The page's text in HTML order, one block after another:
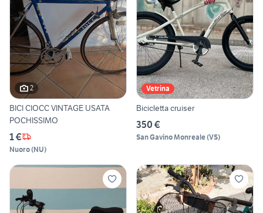
2
BICI CIOCC VINTAGE USATA
POCHISSIMO
1 €
Nuoro(NU)
Vetrina
Bicicletta cruiser
350 €
San Gavino Monreale(VS)